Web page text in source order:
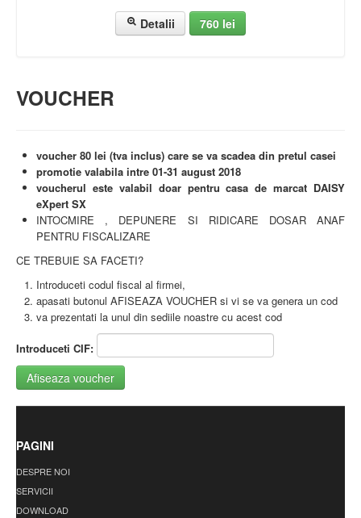
Detalii 760 lei
VOUCHER
voucher 80 lei (tva inclus) care se va scadea din pretul casei
promotie valabila intre 01-31 august 2018
voucherul este valabil doar pentru casa de marcat DAISY
eXpert SX
INTOCMIRE , DEPUNERE SI RIDICARE DOSAR ANAF
PENTRU FISCALIZARE
CE TREBUIE SA FACETI?
Introduceti codul fiscal al firmei,
apasati butonul AFISEAZA VOUCHER si vi se va genera un cod
va prezentati la unul din sediile noastre cu acest cod
Introduceti CIF:
Afiseaza voucher
PAGINI
DESPRE NOI
SERVICII
DOWNLOAD